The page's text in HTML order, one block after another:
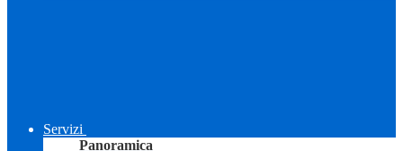
Servizi
Panoramica